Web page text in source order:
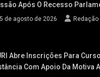
Após O Recesso
de agosto de 2026 Redação
Abre Inscrições Para
Com Apoio Da Motiva